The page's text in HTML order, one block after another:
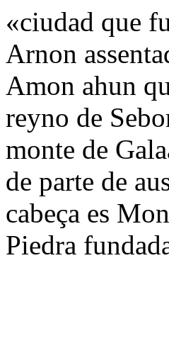
«ciudad que
Arnon
Amon ahun
reyno de
monte de
de parte de
cabeça es
Piedra